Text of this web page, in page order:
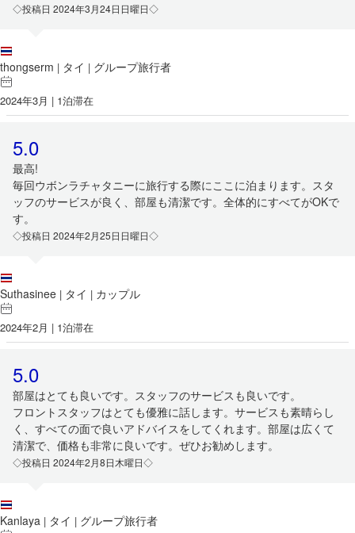
◇投稿日 2024年3月24日日曜日◇
thongserm | タイ | グループ旅行者
2024年3月 | 1泊滞在
5.0
最高!
毎回ウボンラチャタニーに旅行する際にここに泊まります。スタ
ッフのサービスが良く、部屋も清潔です。全体的にすべてがOKで
す。
◇投稿日 2024年2月25日日曜日◇
Suthasinee | タイ | カップル
2024年2月 | 1泊滞在
5.0
部屋はとても良いです。スタッフのサービスも良いです。
フロントスタッフはとても優雅に話します。サービスも素晴らし
く、すべての面で良いアドバイスをしてくれます。部屋は広くて
清潔で、価格も非常に良いです。ぜひお勧めします。
◇投稿日 2024年2月8日木曜日◇
Kanlaya | タイ | グループ旅行者